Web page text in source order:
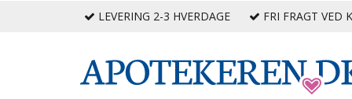
LEVERING 2-3 HVERDAGE FRI FRAGT VED